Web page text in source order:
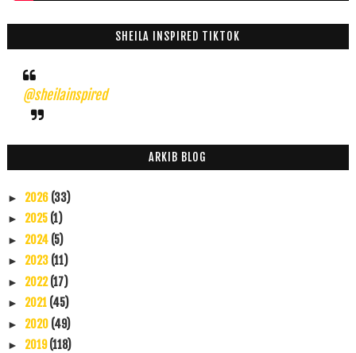
SHEILA INSPIRED TIKTOK
@sheilainspired
ARKIB BLOG
► 2026 (33)
► 2025 (1)
► 2024 (5)
► 2023 (11)
► 2022(17)
► 2021 (45)
► 2020 (49)
► 2019(118)